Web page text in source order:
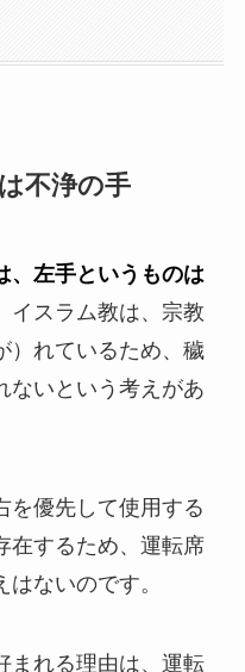
不浄の手
、左手というものは
イスラム教は、宗教
）れているため、穢
ないという考えがあ
を優先して使用する
在するため、運転席
ないのです。
まれる理由は、運転